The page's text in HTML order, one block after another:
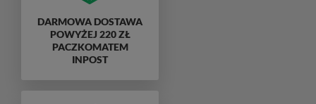
DARMOWA DOSTAWA
POWYŻEJ 220 ZŁ
PACZKOMATEM
INPOST